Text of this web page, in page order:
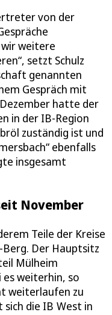
von der
weitere
setzt Schulz
genannten
Gespräch mit
hatte der
in der IB-Region
zuständig ist und
ebenfalls
insgesamt
November
Teile der Kreise
Berg. Der Hauptsitz
Mülheim
es weiterhin, so
weiterlaufen zu
sich die IB West in